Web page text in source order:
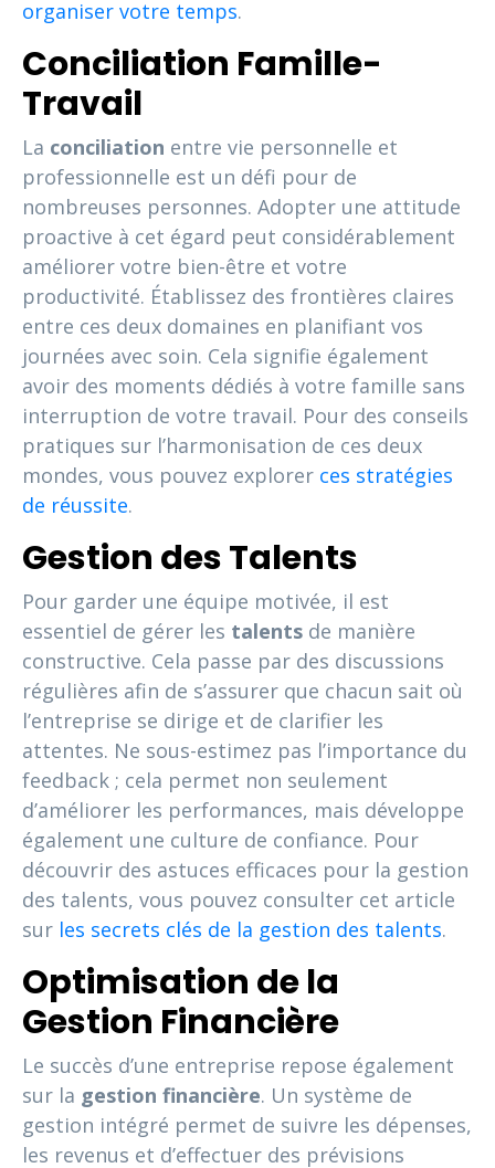
organiser votre temps.
Conciliation Famille-
Travail
La conciliation entre vie personnelle et
professionnelle est un défi pour de
nombreuses personnes. Adopter une attitude
proactive à cet égard peut considérablement
améliorer votre bien-être et votre
productivité. Établissez des frontières claires
entre ces deux domaines en planifiant vos
journées avec soin. Cela signifie également
avoir des moments dédiés à votre famille sans
interruption de votre travail. Pour des conseils
pratiques sur l’harmonisation de ces deux
mondes, vous pouvez explorer ces stratégies
de réussite.
Gestion des Talents
Pour garder une équipe motivée, il est
essentiel de gérer les talents de manière
constructive. Cela passe par des discussions
régulières afin de s’assurer que chacun sait où
l’entreprise se dirige et de clarifier les
attentes. Ne sous-estimez pas l’importance du
feedback ; cela permet non seulement
d’améliorer les performances, mais développe
également une culture de confiance. Pour
découvrir des astuces efficaces pour la gestion
des talents, vous pouvez consulter cet article
sur les secrets clés de la gestion des talents.
Optimisation de la
Gestion Financière
Le succès d’une entreprise repose également
sur la gestion financière. Un système de
gestion intégré permet de suivre les dépenses,
les revenus et d’effectuer des prévisions